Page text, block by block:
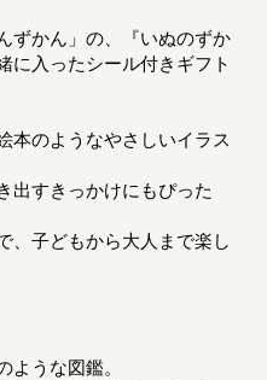
ずかん」の、『いぬのずか
に入ったシール付きギフト
本のようなやさしいイラス
出すきっかけにもぴった
、子どもから大人まで楽し
ような図鑑。